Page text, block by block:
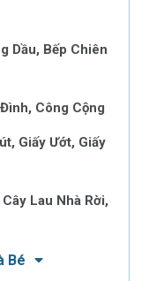
Dầu, Bếp Chiên
Công Cộng
Giấy Ướt, Giấy
Lau Nhà Rời,
Bé